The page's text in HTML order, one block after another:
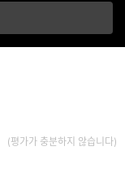
(평가가 충분하지 않습니다)